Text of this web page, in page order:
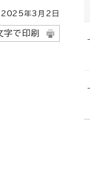
2025年3月2日
字で印刷